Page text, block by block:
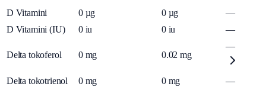
D Vitamini 0 µg 0 µg
—
D Vitamini (IU)
0 iu 0 iu —
Delta tokoferol 0 mg 0.02 mg
—
Delta tokotrienol 0 mg 0 mg —